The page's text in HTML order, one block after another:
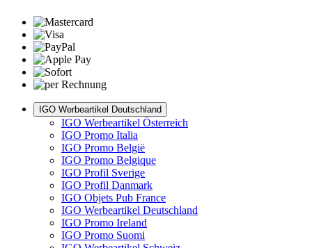
IGO Werbeartikel Deutschland
IGO Werbeartikel Österreich
IGO Promo Italia
IGO Promo België
IGO Promo Belgique
IGO Profil Sverige
IGO Profil Danmark
IGO Objets Pub France
IGO Werbeartikel Deutschland
IGO Promo Ireland
IGO Promo Suomi